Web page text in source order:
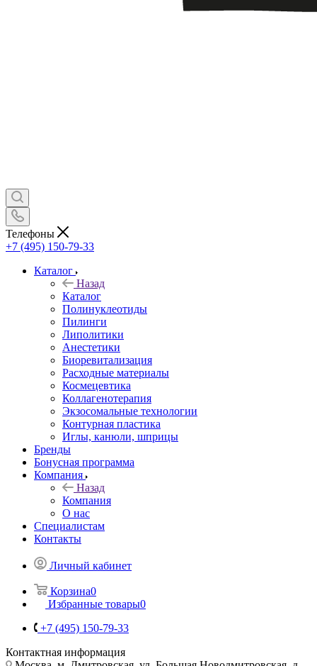
Телефоны
+7 (495) 150-79-33
Каталог
Назад
Каталог
Полинуклеотиды
Пилинги
Липолитики
Анестетики
Биоревитализация
Расходные материалы
Космецевтика
Коллагенотерапия
Экзосомальные технологии
Контурная пластика
Иглы, канюли, шприцы
Бренды
Бонусная программа
Компания
Назад
Компания
О нас
Специалистам
Контакты
Личный кабинет
Корзина0
Избранные товары0
+7 (495) 150-79-33
Контактная информация